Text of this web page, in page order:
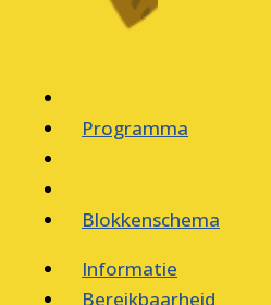
Programma
Blokkenschema
Informatie
Bereikbaarheid